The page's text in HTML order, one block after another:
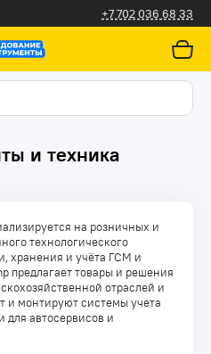
+7 702 036 68 33
и техника
на розничных и
технологического
хранения и учёта ГСМ и
предлагает товары и решения
отраслей и
и монтируют системы учета
автосервисов и